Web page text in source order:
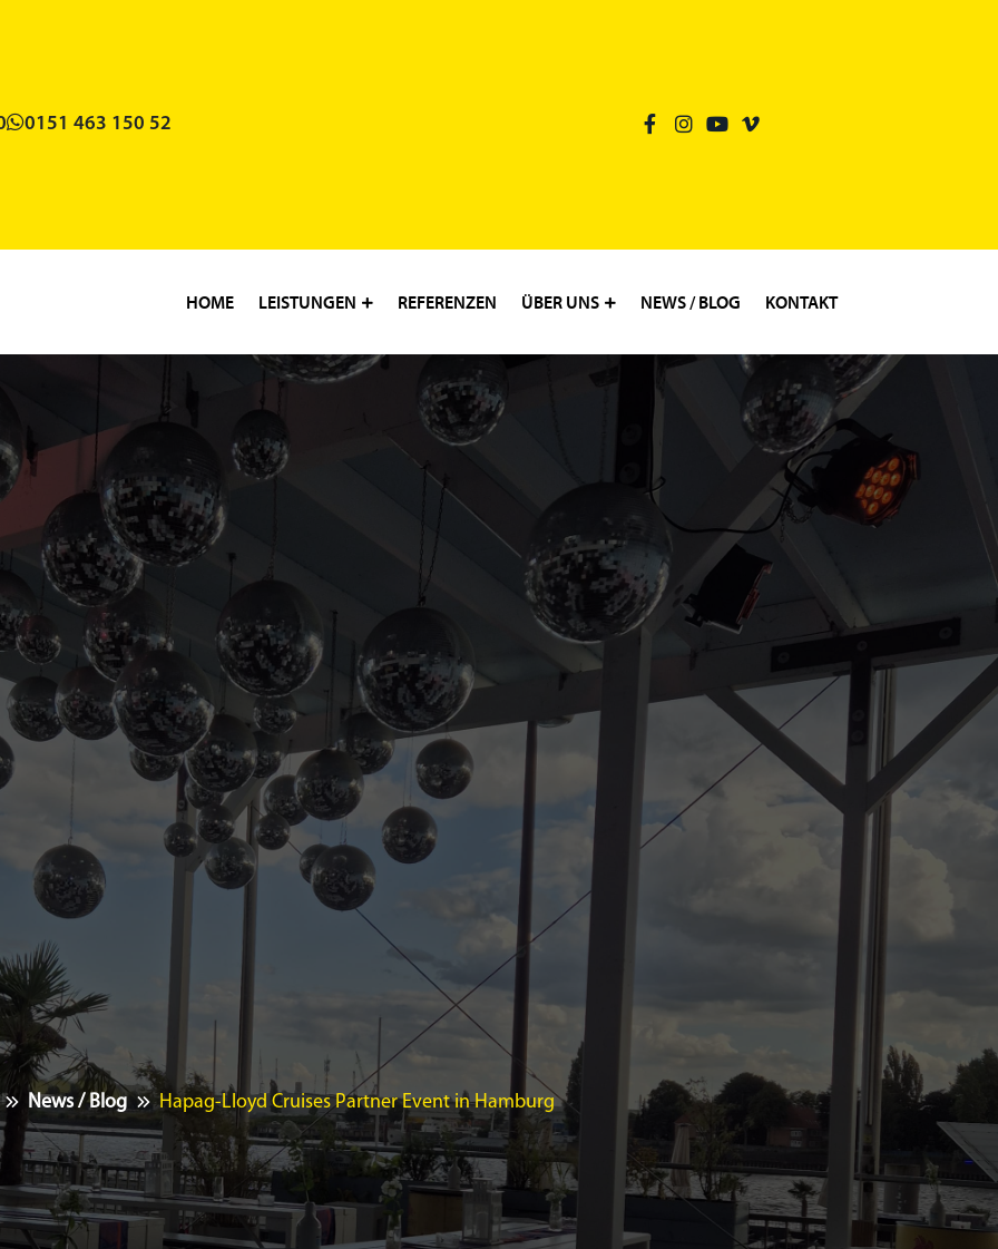
0151 463 150 52
HOME LEISTUNGEN REFERENZEN ÜBER UNS NEWS / BLOG KONTAKT
News / Blog Hapag-Lloyd Cruises Partner Event in Hamburg